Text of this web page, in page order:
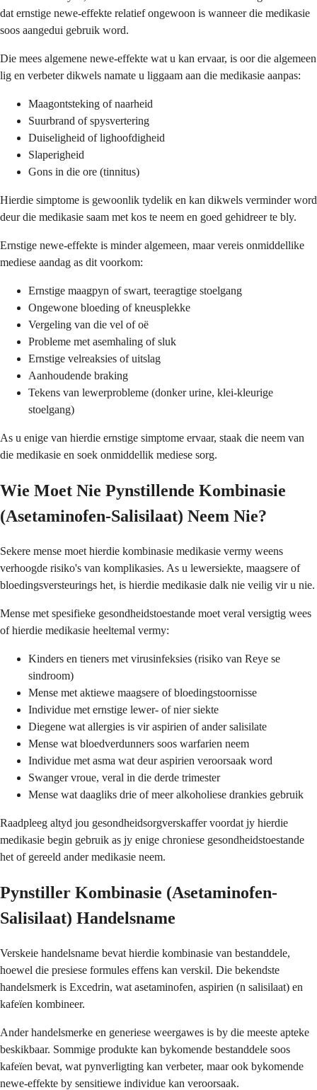
dat ernstige newe-effekte relatief ongewoon is wanneer die medikasie
soos aangedui gebruik word.
Die mees algemene newe-effekte wat u kan ervaar, is oor die algemeen
lig en verbeter dikwels namate u liggaam aan die medikasie aanpas:
Maagontsteking of naarheid
Suurbrand of spysvertering
Duiseligheid of lighoofdigheid
Slaperigheid
Gons in die ore (tinnitus)
Hierdie simptome is gewoonlik tydelik en kan dikwels verminder word
deur die medikasie saam met kos te neem en goed gehidreer te bly.
Ernstige newe-effekte is minder algemeen, maar vereis onmiddellike
mediese aandag as dit voorkom:
Ernstige maagpyn of swart, teeragtige stoelgang
Ongewone bloeding of kneusplekke
Vergeling van die vel of oë
Probleme met asemhaling of sluk
Ernstige velreaksies of uitslag
Aanhoudende braking
Tekens van lewerprobleme (donker urine, klei-kleurige
stoelgang)
As u enige van hierdie ernstige simptome ervaar, staak die neem van
die medikasie en soek onmiddellik mediese sorg.
Wie Moet Nie Pynstillende Kombinasie
(Asetaminofen-Salisilaat) Neem Nie?
Sekere mense moet hierdie kombinasie medikasie vermy weens
verhoogde risiko's van komplikasies. As u lewersiekte, maagsere of
bloedingsversteurings het, is hierdie medikasie dalk nie veilig vir u nie.
Mense met spesifieke gesondheidstoestande moet veral versigtig wees
of hierdie medikasie heeltemal vermy:
Kinders en tieners met virusinfeksies (risiko van Reye se
sindroom)
Mense met aktiewe maagsere of bloedingstoornisse
Individue met ernstige lewer- of nier siekte
Diegene wat allergies is vir aspirien of ander salisilate
Mense wat bloedverdunners soos warfarien neem
Individue met asma wat deur aspirien veroorsaak word
Swanger vroue, veral in die derde trimester
Mense wat daagliks drie of meer alkoholiese drankies gebruik
Raadpleeg altyd jou gesondheidsorgverskaffer voordat jy hierdie
medikasie begin gebruik as jy enige chroniese gesondheidstoestande
het of gereeld ander medikasie neem.
Pynstiller Kombinasie (Asetaminofen-
Salisilaat) Handelsname
Verskeie handelsname bevat hierdie kombinasie van bestanddele,
hoewel die presiese formules effens kan verskil. Die bekendste
handelsmerk is Excedrin, wat asetaminofen, aspirien (n salisilaat) en
kafeïen kombineer.
Ander handelsmerke en generiese weergawes is by die meeste apteke
beskikbaar. Sommige produkte kan bykomende bestanddele soos
kafeïen bevat, wat pynverligting kan verbeter, maar ook bykomende
newe-effekte by sensitiewe individue kan veroorsaak.